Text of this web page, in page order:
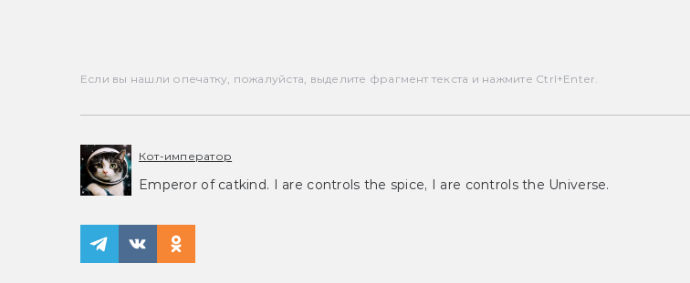
Если вы нашли опечатку, пожалуйста, выделите фрагмент текста и нажмите Ctrl+Enter.
Кот-император
Emperor of catkind. I are controls the spice, I are controls the Universe.